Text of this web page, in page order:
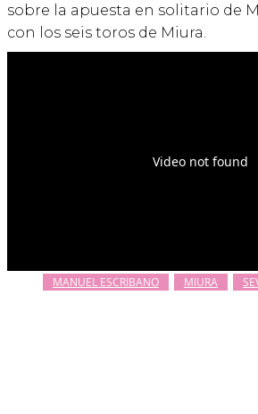
sobre la apuesta en solitario de
con los seis toros de Miura.
MANUEL ESCRIBANO MIURA